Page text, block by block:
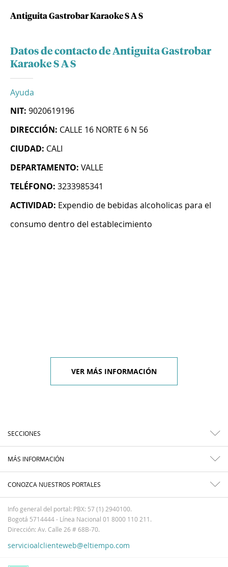
Antiguita Gastrobar Karaoke S A S
Datos de contacto de Antiguita Gastrobar
Karaoke S A S
Ayuda
NIT: 9020619196
DIRECCIÓN: CALLE 16 NORTE 6 N 56
CIUDAD: CALI
DEPARTAMENTO: VALLE
TELÉFONO: 3233985341
ACTIVIDAD: Expendio de bebidas alcoholicas para el
consumo dentro del establecimiento
VER MÁS INFORMACIÓN
SECCIONES
MÁS INFORMACIÓN
CONOZCA NUESTROS PORTALES
Info general del portal: PBX: 57 (1) 2940100.
Bogotá 5714444 - Línea Nacional 01 8000 110 211.
Dirección: Av. Calle 26 # 68B-70.
servicioalclienteweb@eltiempo.com